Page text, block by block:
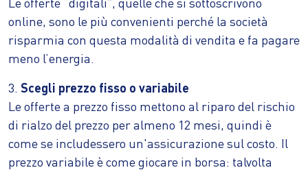
online, sono le più convenienti perché la società
risparmia con questa modalità di vendita e fa pagare
meno l’energia.
3. Scegli prezzo fisso o variabile
Le offerte a prezzo fisso mettono al riparo del rischio
di rialzo del prezzo per almeno 12 mesi, quindi è
come se includessero un'assicurazione sul costo. Il
prezzo variabile è come giocare in borsa: talvolta